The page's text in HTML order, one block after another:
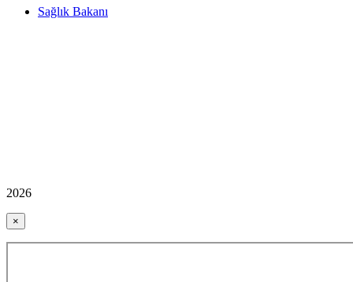
Sağlık Bakanı
2026
×